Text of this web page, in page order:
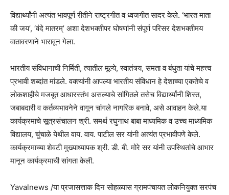
विद्यार्थ्यांनी अत्यंत भावपूर्ण रीतीने राष्ट्रगीत व ध्वजगीत सादर केले. ‘भारत माता
की जय’, ‘वंदे मातरम्’ अशा देशभक्तीपर घोषणांनी संपूर्ण परिसर देशभक्तीमय
वातावरणाने भारावून गेला.
भारतीय संविधानाची निर्मिती, त्यातील मूल्ये, स्वातंत्र्य, समता व बंधुता यांचे महत्त्व
प्रभावी शब्दांत मांडले. वक्त्यांनी आपल्या भारतीय संविधान हे देशाच्या एकतेचे व
लोकशाहीचे मजबूत आधारस्तंभ असल्याचे सांगितले तसेच विद्यार्थ्यांनी शिस्त,
जबाबदारी व कर्तव्यभावनेने वागून चांगले नागरिक बनावे, असे आवाहन केले.या
कार्यक्रमाचे सूत्रसंचालन श्री. समर्थ रघुनाथ बाबा माध्यमिक व उच्च माध्यमिक
विद्यालय, चुंचाळे येथील वाय. वाय. पाटील सर यांनी अत्यंत प्रभावीपणे केले.
कार्यक्रमाच्या शेवटी मुख्याध्यापक श्री. डी. बी. मोरे सर यांनी उपस्थितांचे आभार
मानून कार्यक्रमाची सांगता केली.
Yavalnews /या प्रजासत्ताक दिन सोहळ्यास ग्रामपंचायत लोकनियुक्त सरपंच